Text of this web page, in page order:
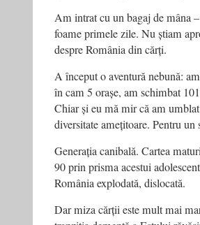
Am intrat cu un bagaj de mâna
foame primele zile. Nu știam
despre România din cărți.
A început o aventură nebună:
în cam 5 orașe, am schimbat
Chiar și eu mă mir că am
diversitate amețitoare. Pentru
Generația canibală. Cartea
90 prin prisma acestui
România explodată, dislocată.
Dar miza cărții este mult mai